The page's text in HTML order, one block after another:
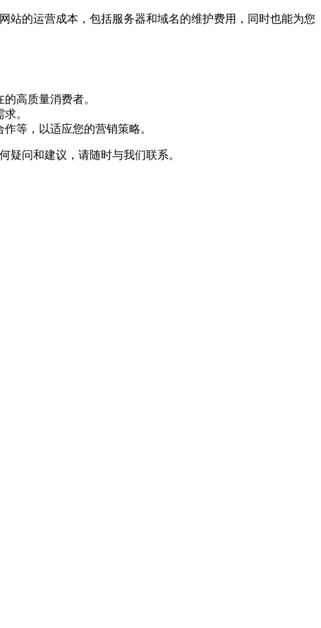
站的运营成本，包括服务器和域名的维护费用，同时也能为您
高质量消费者。
。
等，以适应您的营销策略。
问和建议，请随时与我们联系。